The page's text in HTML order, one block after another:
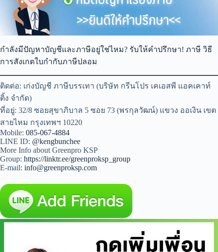
กำลังมีปัญหาบัญชีและภาษีอยู่ใช่ไหม? รับให้คำปรึกษา! ภาษี วิธี
การสังเกตใบกำกับภาษีปลอม
ติดต่อ: เก่งบัญชี ภาษีบรรเทา (บริษัท กรีนโปร เคเอสพี แอคเคาท์
ติ้ง จำกัด)
ที่อยู่: 32/8 ซอยสุขาภิบาล 5 ซอย 73 (พรกุลวัฒน์) แขวง ออเงิน เขต
สายไหม กรุงเทพฯ 10220
Mobile: 085-067-4884
LINE ID: @kengbunchee
More Info about Greenpro KSP
Group: https://linktr.ee/greenproksp_group
E-mail: info@greenproksp.com